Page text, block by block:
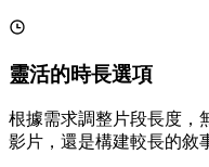
靈活的時長選項
根據需求調整片段長度，
影片，還是構建較長的敘